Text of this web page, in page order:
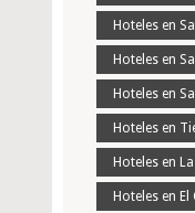
Hoteles en
Hoteles en
Hoteles en
Hoteles en
Hoteles en
Hoteles en